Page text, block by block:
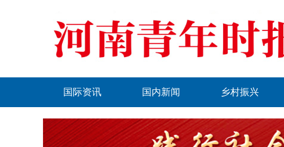
国际资讯 国内新闻 乡村振兴